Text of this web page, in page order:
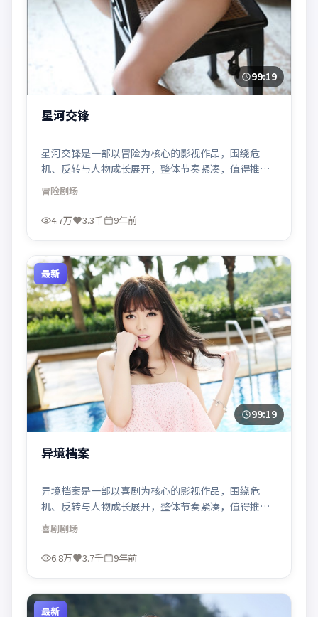
99:19
星河交锋
星河交锋是一部以冒险为核心的影视作品，围绕危
机、反转与人物成长展开，整体节奏紧凑，值得推荐
观看。
冒险剧场
4.7万 3.3千 9年前
最新
99:19
异境档案
异境档案是一部以喜剧为核心的影视作品，围绕危
机、反转与人物成长展开，整体节奏紧凑，值得推荐
观看。
喜剧剧场
6.8万 3.7千 9年前
最新